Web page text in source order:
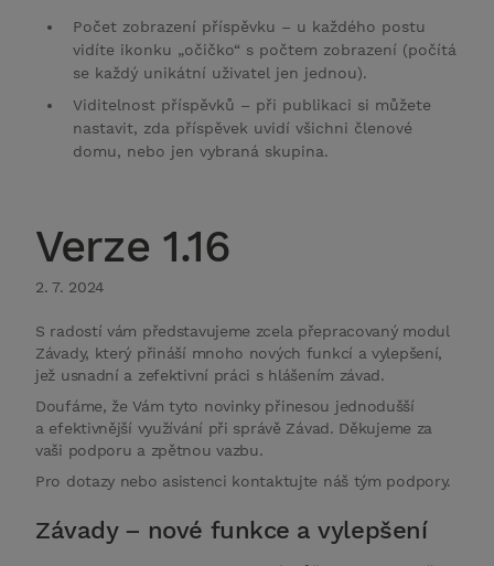
Počet zobrazení příspěvku – u každého postu
vidíte ikonku „očičko“ s počtem zobrazení (počítá
se každý unikátní uživatel jen jednou).
Viditelnost příspěvků – při publikaci si můžete
nastavit, zda příspěvek uvidí všichni členové
domu, nebo jen vybraná skupina.
Verze 1.16
2. 7. 2024
S radostí vám představujeme zcela přepracovaný modul
Závady, který přináší mnoho nových funkcí a vylepšení,
jež usnadní a zefektivní práci s hlášením závad.
Doufáme, že Vám tyto novinky přinesou jednodušší
a efektivnější využívání při správě Závad. Děkujeme za
vaši podporu a zpětnou vazbu.
Pro dotazy nebo asistenci kontaktujte náš tým podpory.
Závady – nové funkce a vylepšení